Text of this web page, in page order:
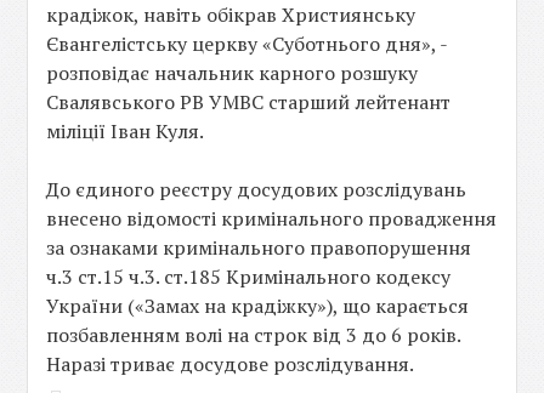
крадіжок, навіть обікрав Християнську
Євангелістську церкву «Суботнього дня», -
розповідає начальник карного розшуку
Свалявського РВ УМВС старший лейтенант
міліції Іван Куля.
До єдиного реєстру досудових розслідувань
внесено відомості кримінального провадження
за ознаками кримінального правопорушення
ч.3 ст.15 ч.3. ст.185 Кримінального кодексу
України («Замах на крадіжку»), що карається
позбавленням волі на строк від 3 до 6 років.
Наразі триває досудове розслідування.